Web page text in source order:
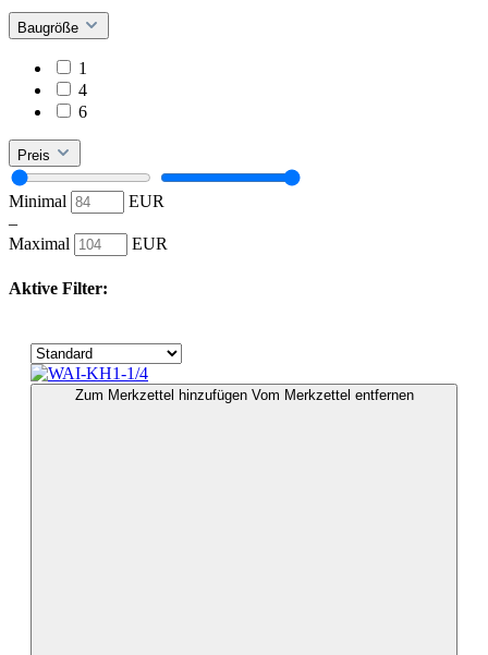
Baugröße
1
4
6
Preis
Minimal
EUR
–
Maximal
EUR
Aktive Filter:
Zum Merkzettel hinzufügen Vom Merkzettel entfernen